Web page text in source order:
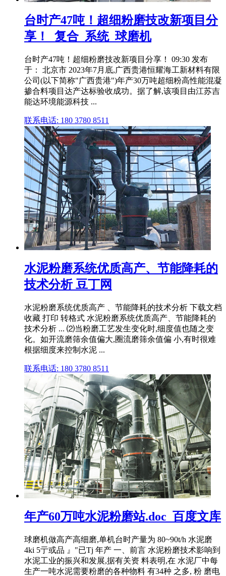
台时产47吨！超细粉磨技改新项目分
享！_复合_系统_球磨机
台时产47吨！超细粉磨技改新项目分享！ 09:30 发布
于： 北京市 2023年7月底,广西贵港恒耀海工新材料有限
公司(以下简称"广西贵港")年产30万吨超细粉高性能混凝
掺合料项目达产达标验收成功。据了解,该项目由江苏吉
能达环境能源科技 ...
联系电话: 180 3780 8511
水泥粉磨系统优质高产、节能降耗的
技术分析 豆丁网
水泥粉磨系统优质高产 、节能降耗的技术分析 下载文档
收藏 打印 转格式 水泥粉磨系统优质高产、节能降耗的
技术分析 ... ⑵当粉磨工艺发生变化时,细度值也随之变
化。如开流磨筛余值偏大,圈流磨筛余值偏 小,有时很难
根据细度来控制水泥 ...
联系电话: 180 3780 8511
年产60万吨水泥粉磨站.doc_百度文库
球磨机做高产高细磨,单机台时产量为 80~90t/h 水泥磨
4ki 5亍或品 』"已Tj 年产 一、前言 水泥粉磨技术影响到
水泥工业的振兴和发展,据有关资 料表明,在 水泥厂中每
生产一吨水泥需要粉磨的各种物料 有34种 之多, 粉 磨电